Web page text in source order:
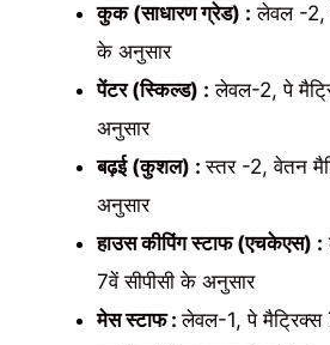
कुक (साधारण ग्रेड) : लेवल -2,
के अनुसार
पेंटर (स्किल्ड) : लेवल-2, पे
अनुसार
बढ़ई (कुशल) :स्तर -2, वेतन
अनुसार
हाउस कीपिंग स्टाफ (एचकेएस) :
7वें सीपीसी के अनुसार
मेस स्टाफ :लेवल-1, पे मैट्रिक्स